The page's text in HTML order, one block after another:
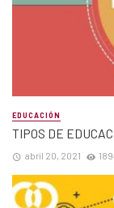
EDUCACIÓN
TIPOS DE
abril 20, 2021